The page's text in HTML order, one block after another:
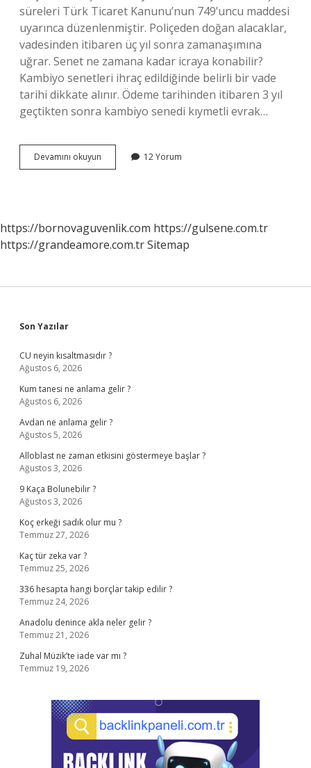
süreleri Türk Ticaret Kanunu’nun 749’uncu maddesi
uyarınca düzenlenmiştir. Poliçeden doğan alacaklar,
vadesinden itibaren üç yıl sonra zamanaşımına
uğrar. Senet ne zamana kadar icraya konabilir?
Kambiyo senetleri ihraç edildiğinde belirli bir vade
tarihi dikkate alınır. Ödeme tarihinden itibaren 3 yıl
geçtikten sonra kambiyo senedi kıymetli evrak…
Devamını okuyun
Ne
12 Yorum
https://bornovaguvenlik.com https://gulsene.com.tr
https://grandeamore.com.trSitemap
Sidebar
Son Yazılar
CU neyin kısaltmasıdır ?
Ağustos 6, 2026
Kum tanesi ne anlama gelir ?
Ağustos 6, 2026
Avdan ne anlama gelir ?
Ağustos 5, 2026
Alloblast ne zaman etkisini göstermeye başlar ?
Ağustos 3, 2026
9 Kaça Bolunebilir ?
Ağustos 3, 2026
Koç erkeği sadık olur mu ?
Temmuz 27, 2026
Kaç tür zeka var ?
Temmuz 25, 2026
336 hesapta hangi borçlar takip edilir ?
Temmuz 24, 2026
Anadolu denince akla neler gelir ?
Temmuz 21, 2026
Zuhal Müzik’te iade var mı ?
Temmuz 19, 2026